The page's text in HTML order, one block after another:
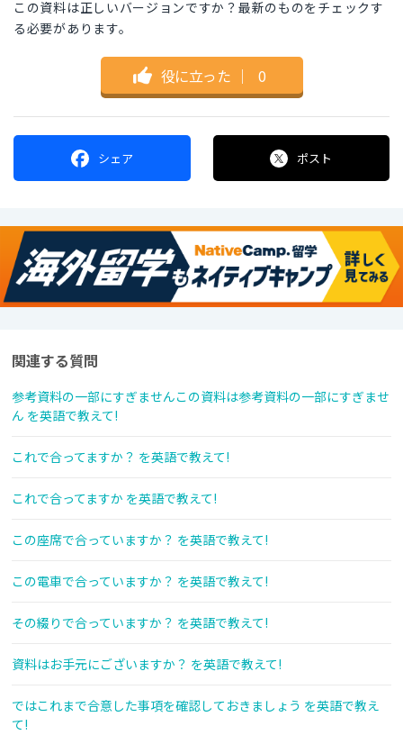
この資料は正しいバージョンですか？最新のものをチェックす
る必要があります。
役に立った ｜ 0
シェア ポスト
関連する質問
参考資料の一部にすぎませんこの資料は参考資料の一部にすぎませ
ん を英語で教えて!
これで合ってますか？ を英語で教えて!
これで合ってますか を英語で教えて!
この座席で合っていますか？ を英語で教えて!
この電車で合っていますか？ を英語で教えて!
その綴りで合っていますか？ を英語で教えて!
資料はお手元にございますか？ を英語で教えて!
ではこれまで合意した事項を確認しておきましょう を英語で教え
て!